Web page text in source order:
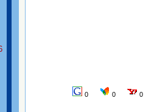
0 0 0